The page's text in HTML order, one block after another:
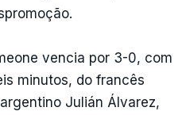
vencia por 3-0, com
minutos, do francês
Julián Álvarez,